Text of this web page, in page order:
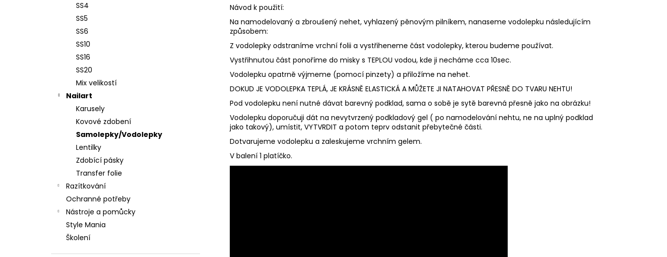
SS4
SS5
SS6
SS10
SS16
SS20
Mix velikostí
Nailart
Karusely
Kovové zdobení
Samolepky/Vodolepky
Lentilky
Zdobící pásky
Transfer folie
Razítkování
Ochranné potřeby
Nástroje a pomůcky
Style Mania
Školení
Návod k použití:
Na namodelovaný a zbroušený nehet, vyhlazený pěnovým pilníkem, nanaseme vodolepku následujícím
způsobem:
Z vodolepky odstraníme vrchní folii a vystřiheneme část vodolepky, kterou budeme používat.
Vystřihnutou část ponoříme do misky s TEPLOU vodou, kde ji necháme cca 10sec.
Vodolepku opatrně výjmeme (pomocí pinzety) a přiložíme na nehet.
DOKUD JE VODOLEPKA TEPLÁ, JE KRÁSNĚ ELASTICKÁ A MŮŽETE JI NATAHOVAT PŘESNĚ DO TVARU NEHTU!
Pod vodolepku není nutné dávat barevný podklad, sama o sobě je sytě barevná přesně jako na obrázku!
Vodolepku doporučuji dát na nevytvrzený podkladový gel ( po namodelování nehtu, ne na uplný podklad
jako takový), umístit, VYTVRDIT a potom teprv odstanit přebytečné části.
Dotvarujeme vodolepku a zaleskujeme vrchním gelem.
V balení 1 platíčko.